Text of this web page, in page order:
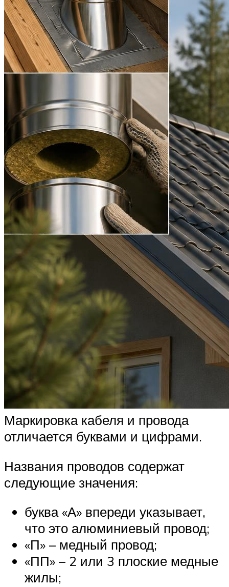
Маркировка кабеля и провода
отличается буквами и цифрами.
Названия проводов содержат
следующие значения:
буква «А» впереди указывает,
что это алюминиевый провод;
«П» – медный провод;
«ПП» – 2 или 3 плоские медные
жилы;